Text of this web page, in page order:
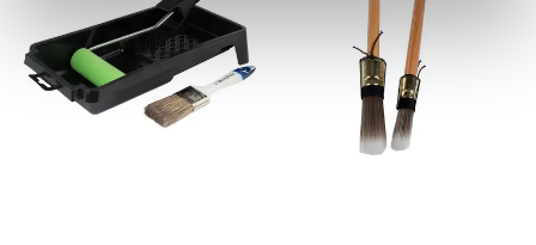
Klik op ‘Ja, alles toestaan’ om gebruik te maken
van alle cookies, of klik op ‘weigeren’ om alleen de
noodzakelijke cookies te accepteren. Je kunt er ook
voor kiezen om bepaalde cookies wel of niet te
accepteren door op ‘Cookies aanpassen’ te